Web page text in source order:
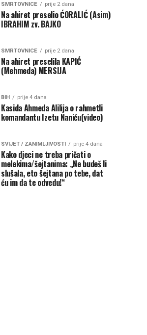
SMRTOVNICE prije 2 dana
Na ahiret preselio ĆORALIĆ (Asim)
IBRAHIM zv. BAJKO
SMRTOVNICE prije 2 dana
Na ahiret preselila KAPIĆ
(Mehmeda) MERSIJA
BIH prije 4 dana
Kasida Ahmeda Alilija o rahmetli
komandantu Izetu Naniću(video)
SVIJET / ZANIMLJIVOSTI prije 4 dana
Kako djeci ne treba pričati o
melekima/šejtanima: „Ne budeš li
slušala, eto šejtana po tebe, dat
ću im da te odvedu!“